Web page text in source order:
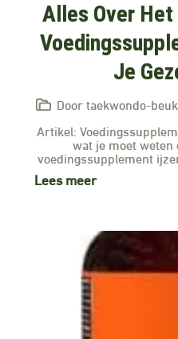
Alles Over Het
Je
Door taekwondo-beuk
Artikel:
wat je moet weten
voedingssupplement
Lees meer